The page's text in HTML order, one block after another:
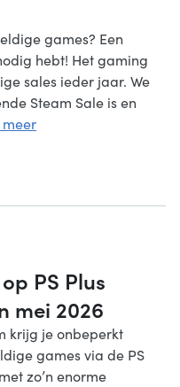
games? Een
hebt! Het gaming
sales ieder jaar. We
Steam Sale is en
meer
PS Plus
mei 2026
krijg je onbeperkt
games via de PS
zo’n enorme